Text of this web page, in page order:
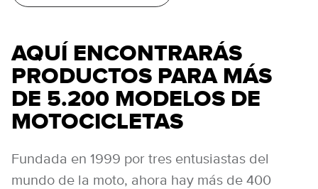
AQUÍ ENCONTRARÁS
PRODUCTOS PARA MÁS
DE 5.200 MODELOS DE
MOTOCICLETAS
Fundada en 1999 por tres entusiastas del
mundo de la moto, ahora hay más de 400